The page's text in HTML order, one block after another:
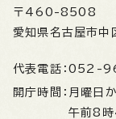
〒460-8508
愛知県名古屋市
代表電話： 052-
開庁時間： 月曜日
午前8